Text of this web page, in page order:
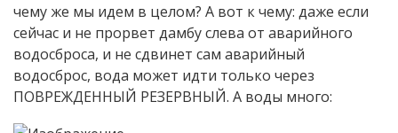
чему же мы идем в целом? А вот к чему: даже если
сейчас и не прорвет дамбу слева от аварийного
водосброса, и не сдвинет сам аварийный
водосброс, вода может идти только через
ПОВРЕЖДЕННЫЙ РЕЗЕРВНЫЙ. А воды много: